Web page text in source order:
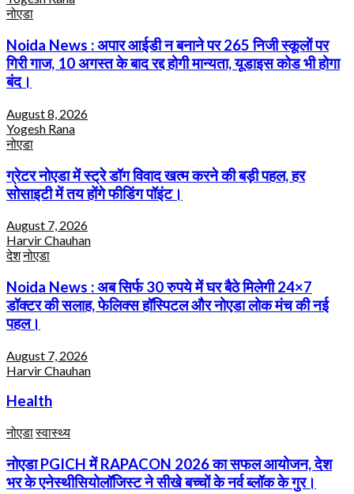
नोएडा
Noida News : अपार आईडी न बनाने पर 265 निजी स्कूलों पर
गिरी गाज, 10 अगस्त के बाद रद्द होगी मान्यता, यूडाइस कोड भी होगा
बंद।
August 8, 2026
Yogesh Rana
नोएडा
ग्रेटर नोएडा में स्ट्रे डॉग विवाद खत्म करने की बड़ी पहल, हर
सोसाइटी में तय होंगे फीडिंग पॉइंट।
August 7, 2026
Harvir Chauhan
देशनोएडा
Noida News : अब सिर्फ 30 रुपये में घर बैठे मिलेगी 24×7
डॉक्टर की सलाह, फेलिक्स हॉस्पिटल और नोएडा लोक मंच की नई
पहल।
August 7, 2026
Harvir Chauhan
Health
नोएडास्वास्थ्य
नोएडा PGICH में RAPACON 2026 का सफल आयोजन, देश
भर के एनेस्थीसियोलॉजिस्ट ने सीखे बच्चों के नर्व ब्लॉक के गुर।